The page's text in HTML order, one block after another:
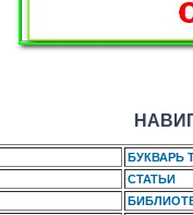
БУКВАРЬ
СТАТЬИ